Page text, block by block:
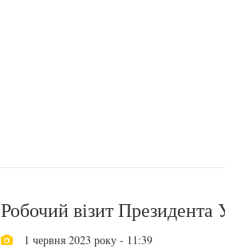
Робочий візит
1 червня 2023 року - 11:39